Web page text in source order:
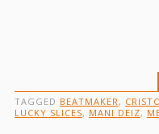
TAGGED BEATMAKER, CRISTO
LUCKY SLICES, MANI DEIZ,